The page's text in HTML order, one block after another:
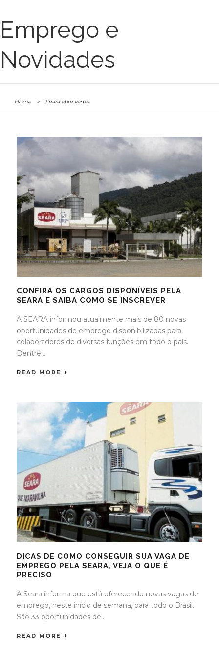
Emprego e
Novidades
Home > Seara abre vagas
CONFIRA OS CARGOS DISPONÍVEIS PELA
SEARA E SAIBA COMO SE INSCREVER
A SEARA informou atualmente mais de 80 novas
oportunidades de emprego disponibilizadas para
colaboradores de diversas funções em todo o país.
Dentre...
READ MORE
DICAS DE COMO CONSEGUIR SUA VAGA DE
EMPREGO PELA SEARA, VEJA O QUE É
PRECISO
A Seara informa que está oferecendo novas vagas de
emprego, neste início de semana, para todo o Brasil.
São 33 oportunidades de...
READ MORE